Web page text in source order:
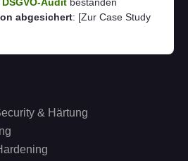
DSGVO-Audit bestanden
abgesichert: [Zur Case Study
& Härtung